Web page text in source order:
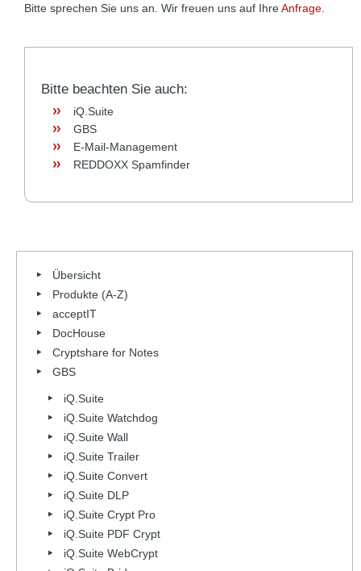
Bitte sprechen Sie uns an. Wir freuen uns auf IhreAnfrage.
Bitte beachten Sie auch:
iQ.Suite
GBS
E-Mail-Management
REDDOXX Spamfinder
Übersicht
Produkte (A-Z)
acceptIT
DocHouse
Cryptshare for Notes
GBS
iQ.Suite
iQ.Suite Watchdog
iQ.Suite Wall
iQ.Suite Trailer
iQ.Suite Convert
iQ.Suite DLP
iQ.Suite Crypt Pro
iQ.Suite PDF Crypt
iQ.Suite WebCrypt